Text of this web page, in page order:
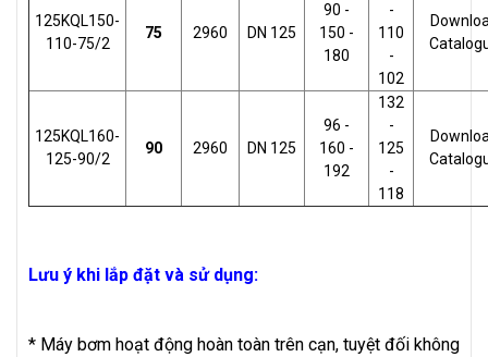
125KQL150-
110-75/2
75 2960 DN 125
90 -
150 -
180
-
110
-
102
125KQL160-
125-90/2
90 2960 DN 125
96 -
160 -
192
132
-
125
-
118
Lưu ý khi lắp đặt và sử dụng:
* Máy bơm hoạt động hoàn toàn trên cạn, tuyệt đối không